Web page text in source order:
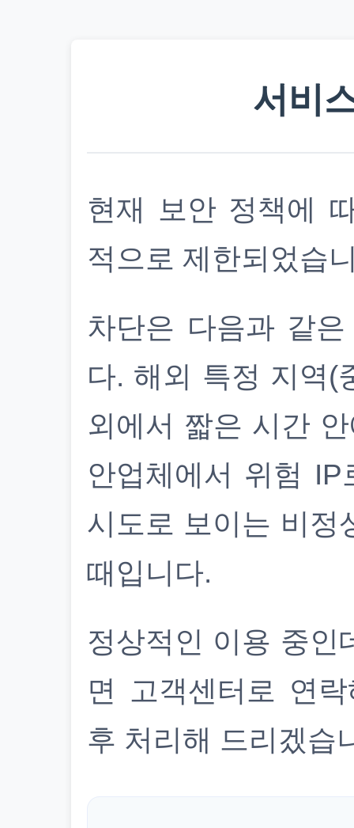
서비
현재 보안 정책에
적으로 제한되었습
차단은 다음과 같
다. 해외 특정 지역(
외에서 짧은 시간
안업체에서 위험
시도로 보이는 비정
때입니다.
정상적인 이용 중인
면 고객센터로 연
후 처리해 드리겠습